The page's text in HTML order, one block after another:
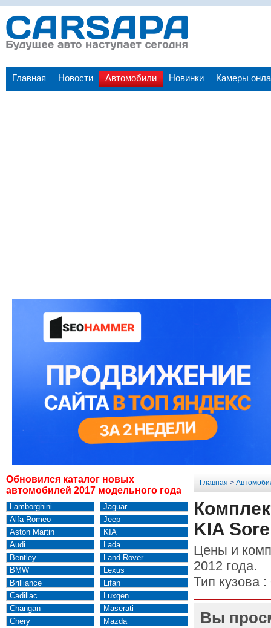
Главная Новости Автомобили Новинки Камеры
Обновился каталог новых
автомобилей 2017 модельного года
Lamborghini
Alfa Romeo
Aston Martin
Audi
Bentley
BMW
Brilliance
Cadillac
Changan
Chery
Jaguar
Jeep
KIA
Lada
Land Rover
Lexus
Lifan
Luxgen
Maserati
Mazda
Главная >
KIA
Цены и
2012 года.
Тип кузова :
Вы